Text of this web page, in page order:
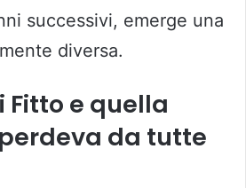
successivi, emerge una
diversa.
Fitto e quella
da tutte